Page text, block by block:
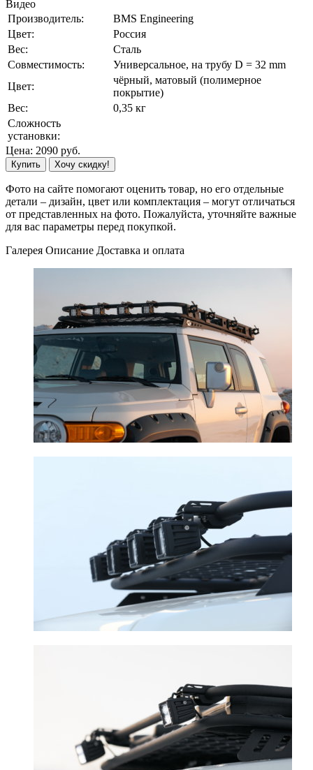
Видео
Производитель:
BMS Engineering
Цвет:
Россия
Вес:
Сталь
Совместимость:
Универсальное, на трубу D = 32 mm
Цвет:
чёрный, матовый (полимерное
покрытие)
Вес:
0,35 кг
Сложность
установки:
Цена: 2090 руб.
Купить Хочу скидку!
Фото на сайте помогают оценить товар, но его отдельные
детали – дизайн, цвет или комплектация – могут отличаться
от представленных на фото. Пожалуйста, уточняйте важные
для вас параметры перед покупкой.
Галерея Описание Доставка и оплата